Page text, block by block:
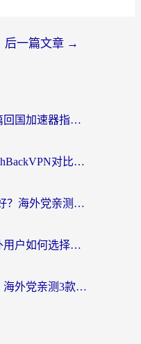
后一篇文章 →
美国看世界杯总卡？这篇回国加速器指南帮你无缝刷国内资源（附苹果手机VPN设置步骤）
穿梭VPN好用吗？和FlashBackVPN对比哪个回国效果更好？
Quickback和小黑牛哪个好？海外党亲测指南，选对回国加速器秒回国内
迅游和银河好用吗？海外用户如何选择回国加速器实现无缝访问国内资源
穿梭和奇游手游好用吗？海外党亲测3款回国加速器，附蜜蜂加速器七天试用攻略